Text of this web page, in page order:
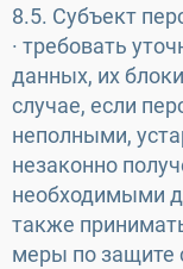
8.5. Субъект
· требовать
данных, их
случае, если
неполными,
незаконно
необходимыми
также
меры по защите